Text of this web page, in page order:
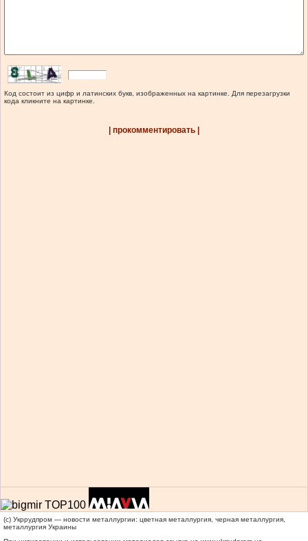
Код состоит из цифр и латинских букв, изображенных на картинке. Для перезагрузки
кода кликните на картинке.
| прокомментировать |
(c) Укррудпром — новости металлургии: цветная металлургия, черная металлургия,
металлургия Украины